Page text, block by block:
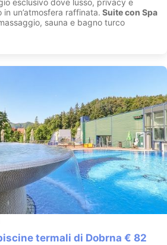
esclusivo dove lusso, privacy e
un’atmosfera raffinata. Suite con Spa
sauna e bagno turco
termali di Dobrna € 82